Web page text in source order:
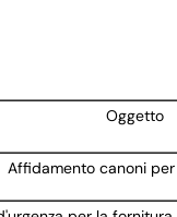
Oggetto
Affidamento canoni